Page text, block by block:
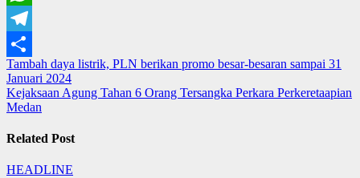
WhatsApp
Telegram
Share
Navigasi
pos
Tambah daya listrik, PLN berikan promo besar-besaran sampai 31
Januari 2024
Kejaksaan Agung Tahan 6 Orang Tersangka Perkara Perkeretaapian
Medan
Related Post
HEADLINE